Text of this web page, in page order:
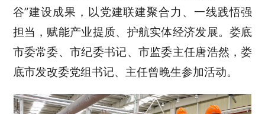
谷”建设成果，以党建联建聚合力、一线践悟强
担当，赋能产业提质、护航实体经济发展。娄底
市委常委、市纪委书记、市监委主任唐浩然，娄
底市发改委党组书记、主任曾晚生参加活动。